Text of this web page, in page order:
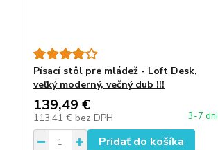
Písací stôl pre mládež - Loft Desk,
veľký moderný, večný dub !!!
139,49 €
113,41 € bez DPH 3-7 dni
Pridať do košíka